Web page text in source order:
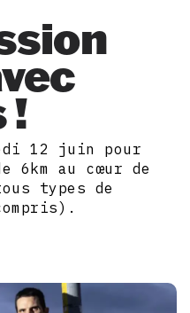
!
12 juin pour
6km au cœur de
types de